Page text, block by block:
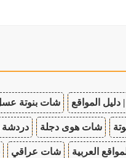
المواقع شات بنوتة
شات هوى دجلة دردشة
العربية شات عراقي